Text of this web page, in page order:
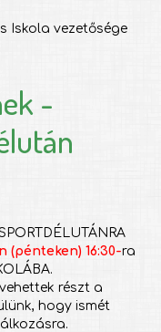
Iskola vezetősége
-
(pénteken) 16:30-ra
részt a
hogy ismét